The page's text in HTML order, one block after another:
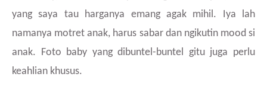
yang saya tau harganya emang agak mihil. Iya lah
namanya motret anak, harus sabar dan ngikutin mood si
anak. Foto baby yang dibuntel-buntel gitu juga perlu
keahlian khusus.